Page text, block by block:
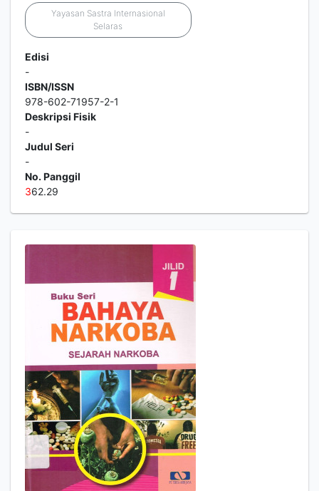
Yayasan Sastra Internasional
Selaras
Edisi
-
ISBN/ISSN
978-602-71957-2-1
Deskripsi Fisik
-
Judul Seri
-
No. Panggil
362.29